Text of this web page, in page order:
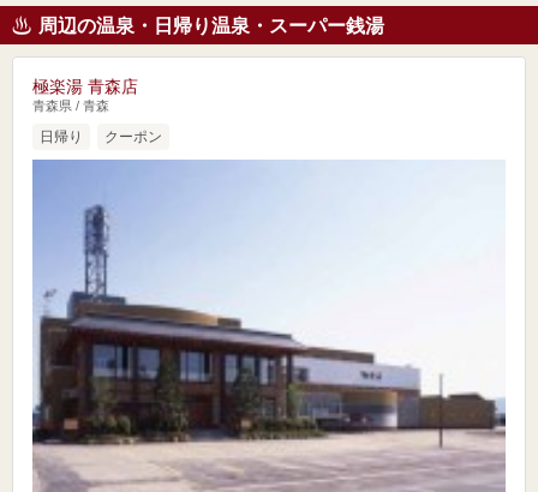
周辺の温泉・日帰り温泉・スーパー銭湯
極楽湯 青森店
青森県 / 青森
日帰り クーポン